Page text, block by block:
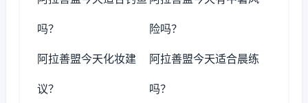
吗？ 险吗？
阿拉善盟今天化妆建
议？
阿拉善盟今天适合晨练
吗？